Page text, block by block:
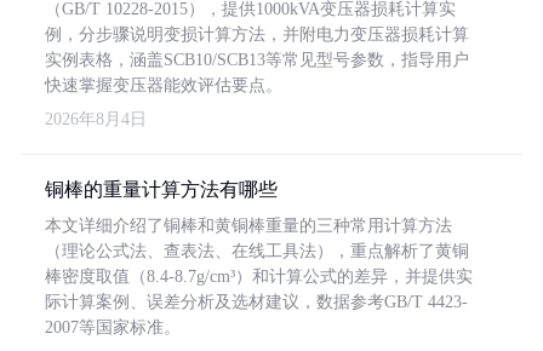
（GB/T 10228-2015），提供1000kVA变压器损耗计算实
例，分步骤说明变损计算方法，并附电力变压器损耗计算
实例表格，涵盖SCB10/SCB13等常见型号参数，指导用户
快速掌握变压器能效评估要点。
2026年8月4日
铜棒的重量计算方法有哪些
本文详细介绍了铜棒和黄铜棒重量的三种常用计算方法
（理论公式法、查表法、在线工具法），重点解析了黄铜
棒密度取值（8.4-8.7g/cm³）和计算公式的差异，并提供实
际计算案例、误差分析及选材建议，数据参考GB/T 4423-
2007等国家标准。